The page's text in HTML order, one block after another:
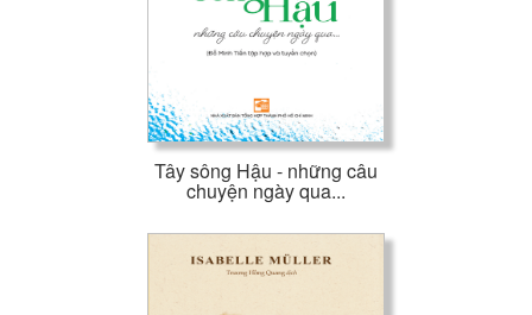
Tây sông Hậu - những câu
chuyện ngày qua...